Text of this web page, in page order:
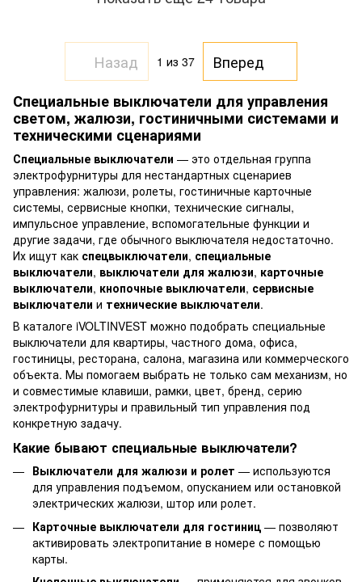
Назад 1 из 37
Вперед
Специальные выключатели для управления
светом, жалюзи, гостиничными системами и
техническими сценариями
Специальные выключатели — это отдельная группа
электрофурнитуры для нестандартных сценариев
управления: жалюзи, ролеты, гостиничные карточные
системы, сервисные кнопки, технические сигналы,
импульсное управление, вспомогательные функции и
другие задачи, где обычного выключателя недостаточно.
Их ищут как спецвыключатели, специальные
выключатели, выключатели для жалюзи, карточные
выключатели, кнопочные выключатели, сервисные
выключатели и технические выключатели.
В каталоге iVOLTINVEST можно подобрать специальные
выключатели для квартиры, частного дома, офиса,
гостиницы, ресторана, салона, магазина или коммерческого
объекта. Мы помогаем выбрать не только сам механизм, но
и совместимые клавиши, рамки, цвет, бренд, серию
электрофурнитуры и правильный тип управления под
конкретную задачу.
Какие бывают специальные выключатели?
Выключатели для жалюзи и ролет — используются
для управления подъемом, опусканием или остановкой
электрических жалюзи, штор или ролет.
Карточные выключатели для гостиниц — позволяют
активировать электропитание в номере с помощью
карты.